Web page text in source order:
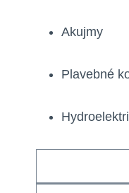
Akujmy
Plavebné